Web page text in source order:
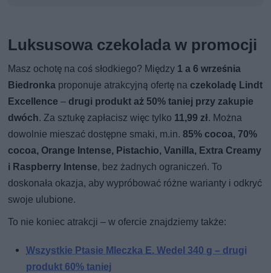
Luksusowa czekolada w promocji
Masz ochotę na coś słodkiego? Między 1 a 6 września
Biedronka proponuje atrakcyjną ofertę na czekoladę Lindt
Excellence – drugi produkt aż 50% taniej przy zakupie
dwóch. Za sztukę zapłacisz więc tylko 11,99 zł. Można
dowolnie mieszać dostępne smaki, m.in.85% cocoa, 70%
cocoa, Orange Intense, Pistachio, Vanilla, Extra Creamy
i Raspberry Intense, bez żadnych ograniczeń. To
doskonała okazja, aby wypróbować różne warianty i odkryć
swoje ulubione.
To nie koniec atrakcji – w ofercie znajdziemy także:
Wszystkie Ptasie Mleczka E. Wedel 340 g – drugi
produkt 60% taniej